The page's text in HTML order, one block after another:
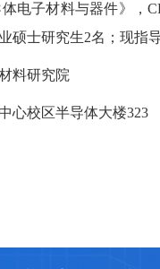
电子材料与器件》，
硕士研究生2名；现指
料研究院
心校区半导体大楼323